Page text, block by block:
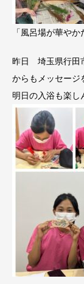
「風呂場が華や
昨日 埼玉県行田
からもメッセージ
明日の入浴も楽し